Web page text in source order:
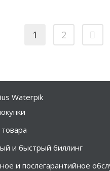
1 2
и быстрый биллинг
и послегарантийное